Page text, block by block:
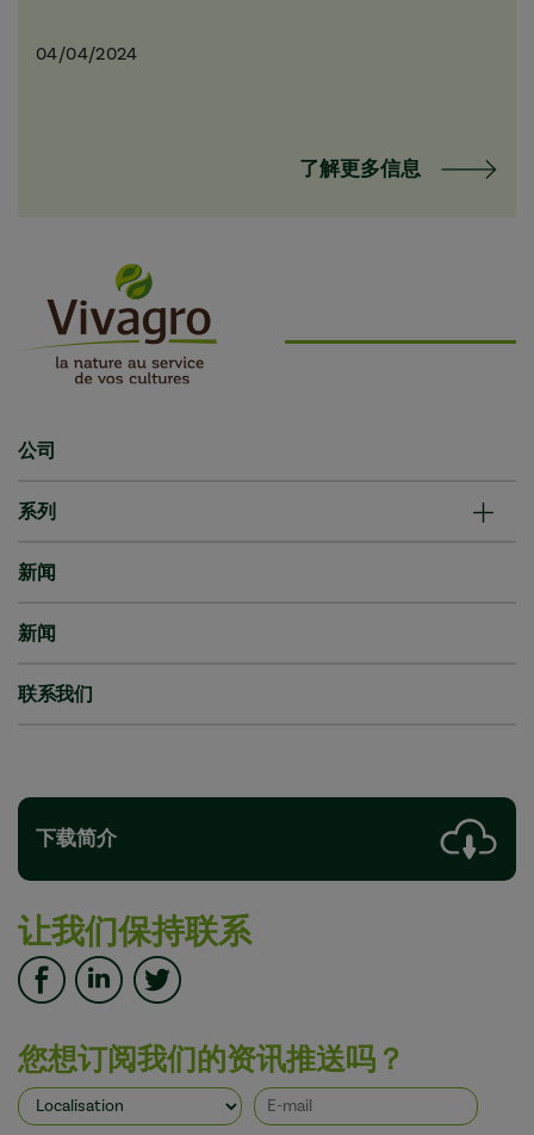
04/04/2024
了解更多信息
公司
系列
新闻
新闻
联系我们
下载简介
让我们保持联系
您想订阅我们的资讯推送吗？